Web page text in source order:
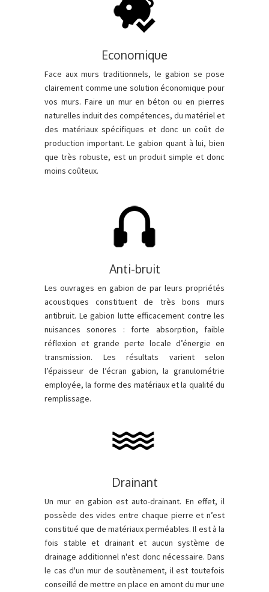
Economique
Face aux murs traditionnels, le gabion se pose
clairement comme une solution économique pour
vos murs. Faire un mur en béton ou en pierres
naturelles induit des compétences, du matériel et
des matériaux spécifiques et donc un coût de
production important. Le gabion quant à lui, bien
que très robuste, est un produit simple et donc
moins coûteux.
Anti-bruit
Les ouvrages en gabion de par leurs propriétés
acoustiques constituent de très bons murs
antibruit. Le gabion lutte efficacement contre les
nuisances sonores : forte absorption, faible
réflexion et grande perte locale d’énergie en
transmission. Les résultats varient selon
l’épaisseur de l’écran gabion, la granulométrie
employée, la forme des matériaux et la qualité du
remplissage.
Drainant
Un mur en gabion est auto-drainant. En effet, il
possède des vides entre chaque pierre et n’est
constitué que de matériaux perméables. Il est à la
fois stable et drainant et aucun système de
drainage additionnel n'est donc nécessaire. Dans
le cas d'un mur de soutènement, il est toutefois
conseillé de mettre en place en amont du mur une